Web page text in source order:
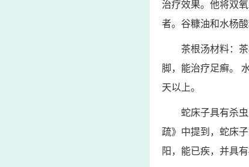
治疗效果。他将双
者。谷糠油和水杨
茶根汤材料：
脚，能治疗足癣。
天以上。
蛇床子具有杀
疏》中提到，蛇床
阳，能已疾，并具有